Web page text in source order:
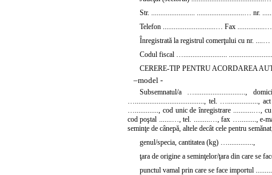
Str. ........................ ..........................… nr.
Telefon .............................… Fax ...............…
Înregistrată la registrul comerţului cu nr. ....…
Codul fiscal …........................ ........................
CERERE-TIP PENTRU ACORDAREA
–model -
Subsemnatul/a …............................,
…......................................, tel. ….................,
…............., cod unic de înregistrare ...........…,
cod poştal .......…, tel. .........…, fax …........., e-
seminţe de cânepă, altele decât cele pentru
genul/specia, cantitatea (kg) …..............,
ţara de origine a seminţelor/ţara din care se
punctul vamal prin care se face importul